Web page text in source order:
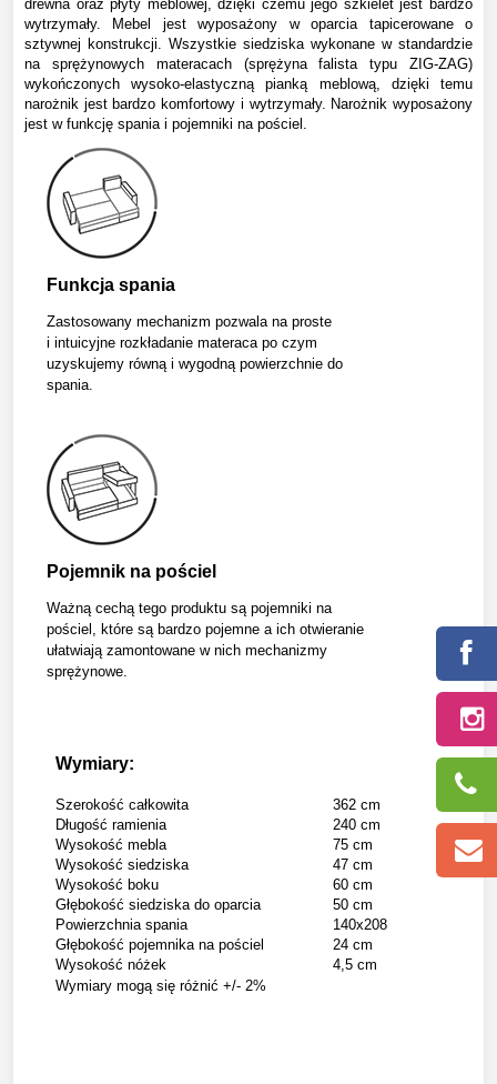
drewna oraz płyty meblowej, dzięki czemu jego szkielet jest bardzo
wytrzymały. Mebel jest wyposażony w oparcia tapicerowane o
sztywnej konstrukcji. Wszystkie siedziska wykonane w standardzie
na sprężynowych materacach (sprężyna falista typu ZIG-ZAG)
wykończonych wysoko-elastyczną pianką meblową, dzięki temu
narożnik jest bardzo komfortowy i wytrzymały. Narożnik wyposażony
jest w funkcję spania i pojemniki na pościel.
Funkcja spania
Zastosowany mechanizm pozwala na proste
i intuicyjne rozkładanie materaca po czym
uzyskujemy równą i wygodną powierzchnie do
spania.
Pojemnik na pościel
Ważną cechą tego produktu są pojemniki na
pościel, które są bardzo pojemne a ich otwieranie
ułatwiają zamontowane w nich mechanizmy
sprężynowe.
Wymiary:
Szerokość całkowita
362 cm
Długość ramienia
240 cm
Wysokość mebla
75 cm
Wysokość siedziska
47 cm
Wysokość boku
60 cm
Głębokość siedziska do oparcia
50 cm
Powierzchnia spania
140x208
Głębokość pojemnika na pościel
24 cm
Wysokość nóżek
4,5 cm
Wymiary mogą się różnić +/- 2%